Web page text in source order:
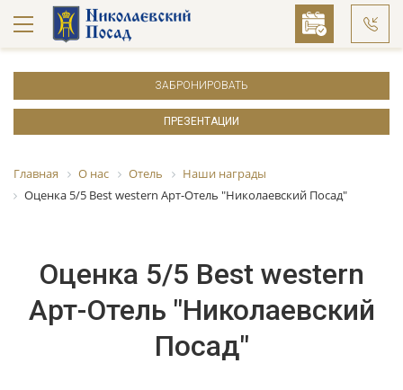
ЗАБРОНИРОВАТЬ
ПРЕЗЕНТАЦИИ
Главная О нас Отель
Наши награды
Оценка 5/5 Best western Арт-Отель "Николаевский Посад"
Оценка 5/5 Best western
Арт-Отель "Николаевский
Посад"